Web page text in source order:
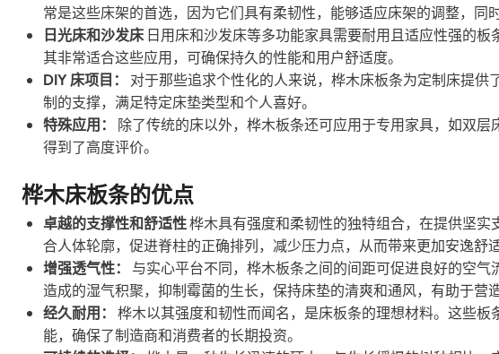
常是这些床架的首选，因为它们具有柔韧性，能够适应床架的调整，同
日光床和沙发床 日用床和沙发床等多功能家具需要耐用且适应性强的
其非常适合这些应用，可确保持久的性能和用户舒适度。
DIY 床项目：
对于那些追求个性化的人来说，桦木床板条为定制床提
制的支撑，满足特定床垫类型和个人喜好。
特殊应用：
除了传统的床以外，桦木板条还可应用于专用家具，如双
得到了高度评价。
桦木床板条的优点
卓越的支撑性和舒适性桦木具有强度和柔韧性的独特组合，在提供坚
合人体轮廓，促进脊柱的正确排列，减少压力点，从而带来更加安逸舒
增强透气性：
与实心平台不同，桦木板条之间的间距可促进良好的空
造成的湿气积聚，抑制霉菌的生长，保持床垫的清爽和通风，有助于营
经久耐用：
桦木以其强度和韧性而闻名，是床板条的理想材料。这些
能，确保了制造商和消费者的长期投资。